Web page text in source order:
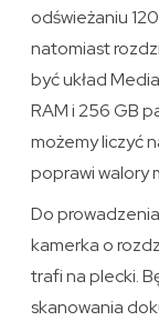
odświeżaniu
natomiast
być układ
RAM i 256 GB
możemy liczyć
poprawi walory
Do
kamerka o
trafi na plecki.
skanowania